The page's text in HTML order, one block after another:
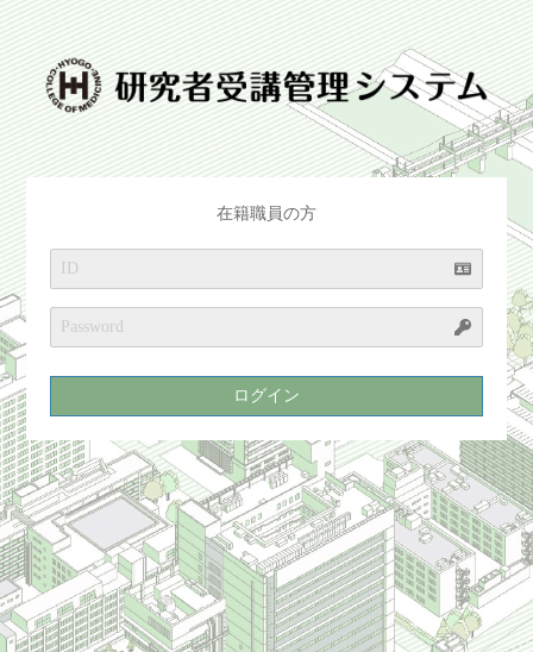
在籍職員の方
ログイン